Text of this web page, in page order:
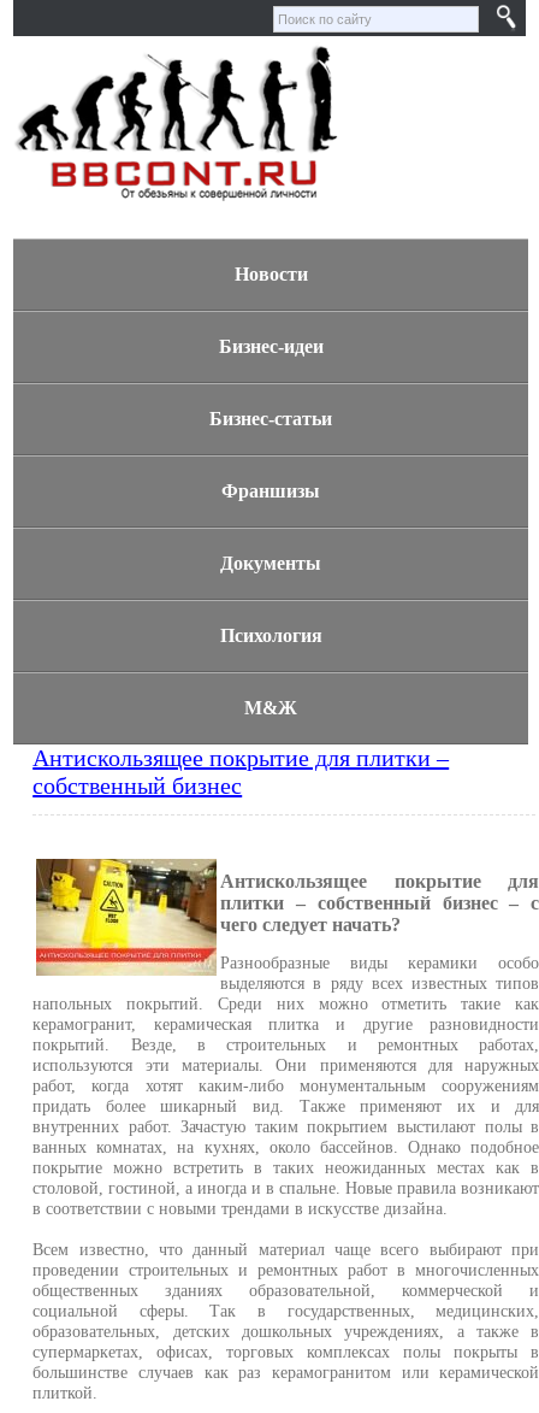
Новости
Бизнес-идеи
Бизнес-статьи
Франшизы
Документы
Психология
М&Ж
Антискользящее покрытие для плитки –
собственный бизнес
Антискользящее покрытие для
плитки – собственный бизнес – с
чего следует начать?
Разнообразные виды керамики особо
выделяются в ряду всех известных типов
напольных покрытий. Среди них можно отметить такие как
керамогранит, керамическая плитка и другие разновидности
покрытий. Везде, в строительных и ремонтных работах,
используются эти материалы. Они применяются для наружных
работ, когда хотят каким-либо монументальным сооружениям
придать более шикарный вид. Также применяют их и для
внутренних работ. Зачастую таким покрытием выстилают полы в
ванных комнатах, на кухнях, около бассейнов. Однако подобное
покрытие можно встретить в таких неожиданных местах как в
столовой, гостиной, а иногда и в спальне. Новые правила возникают
в соответствии с новыми трендами в искусстве дизайна.
Всем известно, что данный материал чаще всего выбирают при
проведении строительных и ремонтных работ в многочисленных
общественных зданиях образовательной, коммерческой и
социальной сферы. Так в государственных, медицинских,
образовательных, детских дошкольных учреждениях, а также в
супермаркетах, офисах, торговых комплексах полы покрыты в
большинстве случаев как раз керамогранитом или керамической
плиткой.